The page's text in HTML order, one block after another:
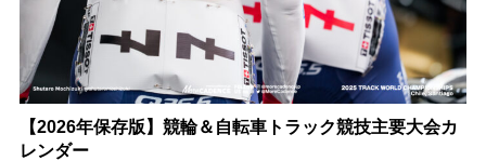
【2026年保存版】競輪＆自転車トラック競技主要大会カ
レンダー